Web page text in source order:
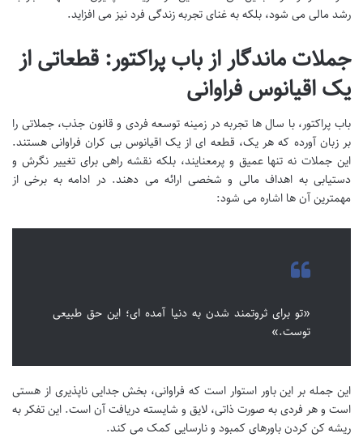
رشد مالی می شود، بلکه به غنای تجربه زندگی فرد نیز می افزاید.
جملات ماندگار از باب پراکتور: قطعاتی از
یک اقیانوس فراوانی
باب پراکتور، با سال ها تجربه در زمینه توسعه فردی و قانون جذب، جملاتی را
بر زبان آورده که هر یک، قطعه ای از یک اقیانوس بی کران فراوانی هستند.
این جملات نه تنها عمیق و پرمعنایند، بلکه نقشه راهی برای تغییر نگرش و
دستیابی به اهداف مالی و شخصی ارائه می دهند. در ادامه به برخی از
مهمترین آن ها اشاره می شود:
«تو برای ثروتمند شدن به دنیا آمده ای؛ این حق طبیعی
توست.»
این جمله بر این باور استوار است که فراوانی، بخش جدایی ناپذیری از هستی
است و هر فردی به صورت ذاتی، لایق و شایسته دریافت آن است. این تفکر به
ریشه کن کردن باورهای کمبود و نارسایی کمک می کند.